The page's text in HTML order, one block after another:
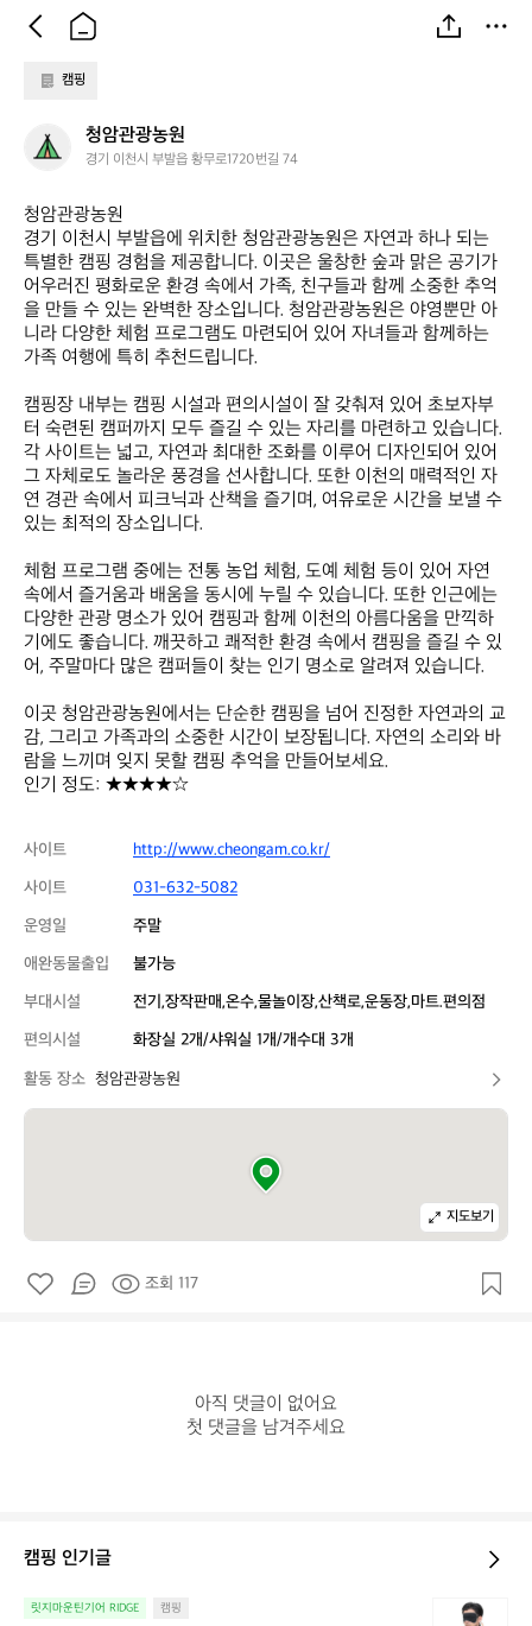
캠핑
암
광
농
원
청암관광농원
경기 이천시 부발읍 황무로1720번길 74
청암관광농원
경기 이천시 부발읍에 위치한 청암관광농원은 자연과 하나 되는
특별한 캠핑 경험을 제공합니다. 이곳은 울창한 숲과 맑은 공기가
어우러진 평화로운 환경 속에서 가족, 친구들과 함께 소중한 추억
을 만들 수 있는 완벽한 장소입니다. 청암관광농원은 야영뿐만 아
니라 다양한 체험 프로그램도 마련되어 있어 자녀들과 함께하는
가족 여행에 특히 추천드립니다.
캠핑장 내부는 캠핑 시설과 편의시설이 잘 갖춰져 있어 초보자부
터 숙련된 캠퍼까지 모두 즐길 수 있는 자리를 마련하고 있습니다.
각 사이트는 넓고, 자연과 최대한 조화를 이루어 디자인되어 있어
그 자체로도 놀라운 풍경을 선사합니다. 또한 이천의 매력적인 자
연 경관 속에서 피크닉과 산책을 즐기며, 여유로운 시간을 보낼 수
있는 최적의 장소입니다.
체험 프로그램 중에는 전통 농업 체험, 도예 체험 등이 있어 자연
속에서 즐거움과 배움을 동시에 누릴 수 있습니다. 또한 인근에는
다양한 관광 명소가 있어 캠핑과 함께 이천의 아름다움을 만끽하
기에도 좋습니다. 깨끗하고 쾌적한 환경 속에서 캠핑을 즐길 수 있
어, 주말마다 많은 캠퍼들이 찾는 인기 명소로 알려져 있습니다.
이곳 청암관광농원에서는 단순한 캠핑을 넘어 진정한 자연과의 교
감, 그리고 가족과의 소중한 시간이 보장됩니다. 자연의 소리와 바
람을 느끼며 잊지 못할 캠핑 추억을 만들어보세요.
인기 정도: ★★★★☆
사이트
http://www.cheongam.co.kr/
사이트
031-632-5082
운영일
주말
애완동물출입
불가능
부대시설
전기,장작판매,온수,물놀이장,산책로,운동장,마트.편의점
편의시설
화장실 2개/샤워실 1개/개수대 3개
활동 장소 청암관광농원
지도보기
조회 117
아직 댓글이 없어요
첫 댓글을 남겨주세요
캠핑 인기글
릿지마운틴기어 RIDGE 캠핑